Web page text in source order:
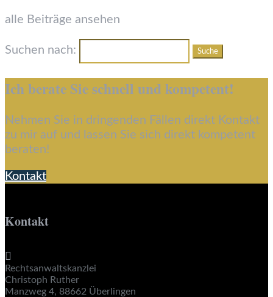
alle Beiträge ansehen
Suchen nach:
Ich berate Sie schnell und kompetent!
Nehmen Sie in dringenden Fällen direkt Kontakt
zu mir auf und lassen Sie sich direkt kompetent
beraten!
Kontakt
Kontakt

Rechtsanwaltskanzlei
Christoph Ruther
Manzweg 4, 88662 Überlingen